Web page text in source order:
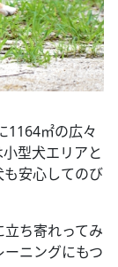
1164㎡の広々
型犬エリアと
安心してのび
ち寄れってみ
ニングにもつ